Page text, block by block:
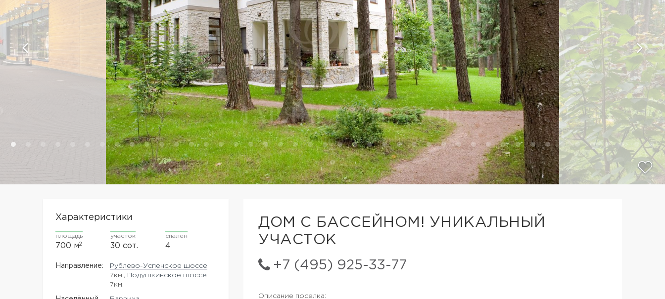
ДОМ С БАССЕЙНОМ! УНИКАЛЬНЫЙ
УЧАСТОК
+7 (495) 925-33-77
Характеристики
площадь
700 м2
участок
30 сот.
спален
4
Направление:
Рублево-Успенское шоссе
7км.,
Подушкинское шоссе
7км.
Описание поселка: